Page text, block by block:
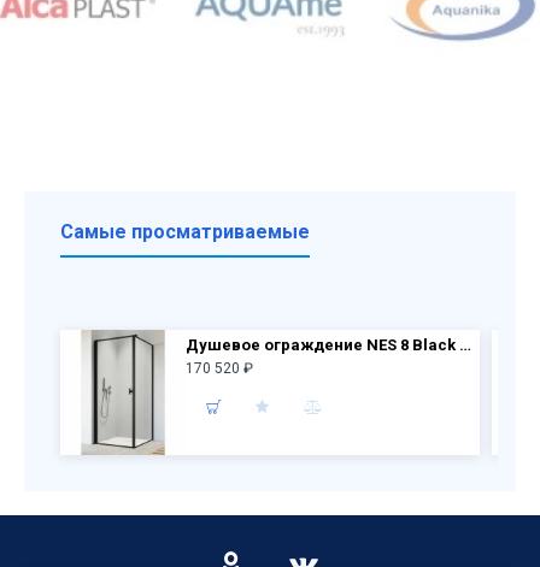
Самые просматриваемые
Душевое ограждение NES 8 Black KDJ I Frame дверь 10022090-54-56L + бок.перегородка 10039090-54-56
170 520 ₽